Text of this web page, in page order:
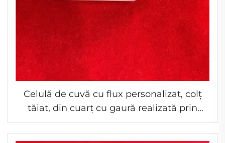
Celulă de cuvă cu flux personalizat, colț
tăiat, din cuarț cu gaură realizată prin
forare cu laser